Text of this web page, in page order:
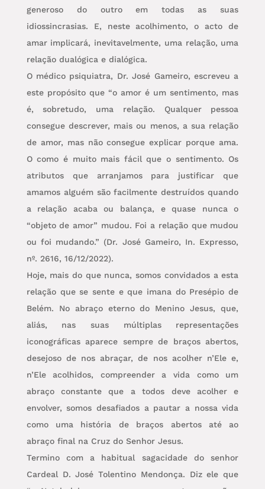
generoso do outro em todas as suas
idiossincrasias. E, neste acolhimento, o acto de
amar implicará, inevitavelmente, uma relação, uma
relação dualógica e dialógica.
O médico psiquiatra, Dr. José Gameiro, escreveu a
este propósito que “o amor é um sentimento, mas
é, sobretudo, uma relação. Qualquer pessoa
consegue descrever, mais ou menos, a sua relação
de amor, mas não consegue explicar porque ama.
O como é muito mais fácil que o sentimento. Os
atributos que arranjamos para justificar que
amamos alguém são facilmente destruídos quando
a relação acaba ou balança, e quase nunca o
“objeto de amor” mudou. Foi a relação que mudou
ou foi mudando.” (Dr. José Gameiro, In. Expresso,
nº. 2616, 16/12/2022).
Hoje, mais do que nunca, somos convidados a esta
relação que se sente e que imana do Presépio de
Belém. No abraço eterno do Menino Jesus, que,
aliás, nas suas múltiplas representações
iconográficas aparece sempre de braços abertos,
desejoso de nos abraçar, de nos acolher n’Ele e,
n’Ele acolhidos, compreender a vida como um
abraço constante que a todos deve acolher e
envolver, somos desafiados a pautar a nossa vida
como uma história de braços abertos até ao
abraço final na Cruz do Senhor Jesus.
Termino com a habitual sagacidade do senhor
Cardeal D. José Tolentino Mendonça. Diz ele que